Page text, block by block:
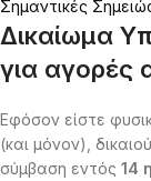
Σημαντικές
Δικαίωμα
για αγορές
Εφόσον είστε
(και μόνον),
σύμβαση εντός 14